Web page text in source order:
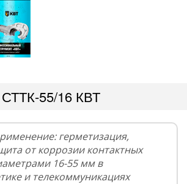
55/16 КВТ
герметизация,
от коррозии контактных
16-55 мм в
и телекоммуникациях